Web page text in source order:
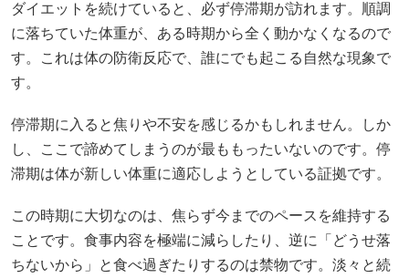
ダイエットを続けていると、必ず停滞期が訪れます。順調
に落ちていた体重が、ある時期から全く動かなくなるので
す。これは体の防衛反応で、誰にでも起こる自然な現象で
す。
停滞期に入ると焦りや不安を感じるかもしれません。しか
し、ここで諦めてしまうのが最ももったいないのです。停
滞期は体が新しい体重に適応しようとしている証拠です。
この時期に大切なのは、焦らず今までのペースを維持する
ことです。食事内容を極端に減らしたり、逆に「どうせ落
ちないから」と食べ過ぎたりするのは禁物です。淡々と続